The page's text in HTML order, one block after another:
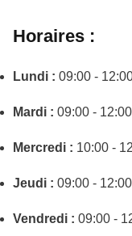
Horaires :
Lundi : 09:00 -
Mardi : 09:00 -
Mercredi : 10:00 -
Jeudi : 09:00 -
Vendredi : 09:00 -